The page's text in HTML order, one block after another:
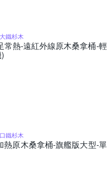
鐵杉木
常熱-遠紅外線原木桑拿桶-
鐵杉木
熱原木桑拿桶-旗艦版大型-